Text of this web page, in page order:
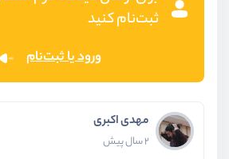
ثبت‌نام کنید
ورود یا ثبت‌نام
مهدی اکبری
2 سال پیش